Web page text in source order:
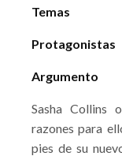
Temas
Protagonistas
Argumento
Sasha Collins
razones para
pies de su